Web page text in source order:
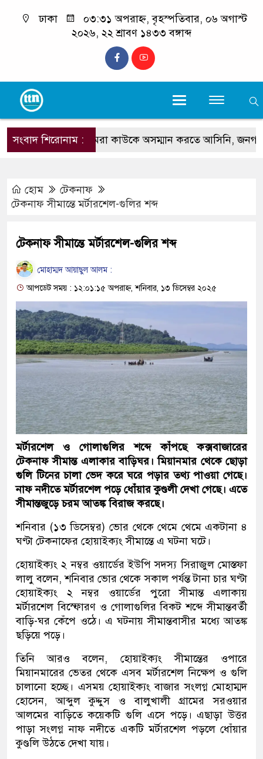
ঢাকা
০৩:৩১ অপরাহ্ন, বৃহস্পতিবার, ০৬ অগাস্ট
২০২৬, ২২ শ্রাবণ ১৪৩৩ বঙ্গাব্দ
সংবাদ শিরোনাম :‘আমরা কাউকে অসম্মান করতে আসিনি, জনগণের
হোম
টেকনাফ
টেকনাফ সীমান্তে মর্টারশেল-গুলির শব্দ
টেকনাফ সীমান্তে মর্টারশেল-গুলির শব্দ
মোহাম্মদ আয়াছুল আলম :
আপডেট সময় : ১২:০১:১৫ অপরাহ্ন, শনিবার, ১৩ ডিসেম্বর ২০২৫
মর্টারশেল ও গোলাগুলির শব্দে কাঁপছে কক্সবাজারের
টেকনাফ সীমান্ত এলাকার বাড়িঘর। মিয়ানমার থেকে ছোড়া
গুলি টিনের চালা ভেদ করে ঘরে পড়ার তথ্য পাওয়া গেছে।
নাফ নদীতে মর্টারশেল পড়ে ধোঁয়ার কুণ্ডলী দেখা গেছে। এতে
সীমান্তজুড়ে চরম আতঙ্ক বিরাজ করছে।
শনিবার (১৩ ডিসেম্বর) ভোর থেকে থেমে থেমে একটানা ৪
ঘণ্টা টেকনাফের হোয়াইক্যং সীমান্তে এ ঘটনা ঘটে।
হোয়াইক্যং ২ নম্বর ওয়ার্ডের ইউপি সদস্য সিরাজুল মোস্তফা
লালু বলেন, শনিবার ভোর থেকে সকাল পর্যন্ত টানা চার ঘণ্টা
হোয়াইক্যং ২ নম্বর ওয়ার্ডের পুরো সীমান্ত এলাকায়
মর্টারশেল বিস্ফোরণ ও গোলাগুলির বিকট শব্দে সীমান্তবর্তী
বাড়ি-ঘর কেঁপে ওঠে। এ ঘটনায় সীমান্তবাসীর মধ্যে আতঙ্ক
ছড়িয়ে পড়ে।
তিনি আরও বলেন, হোয়াইক্যং সীমান্তের ওপারে
মিয়ানমারের ভেতর থেকে এসব মর্টারশেল নিক্ষেপ ও গুলি
চালানো হচ্ছে। এসময় হোয়াইক্যং বাজার সংলগ্ন মোহাম্মদ
হোসেন, আব্দুল কুদ্দুস ও বালুখালী গ্রামের সরওয়ার
আলমের বাড়িতে কয়েকটি গুলি এসে পড়ে। এছাড়া উত্তর
পাড়া সংলগ্ন নাফ নদীতে একটি মর্টারশেল পড়লে ধোঁয়ার
কুণ্ডলি উঠতে দেখা যায়।